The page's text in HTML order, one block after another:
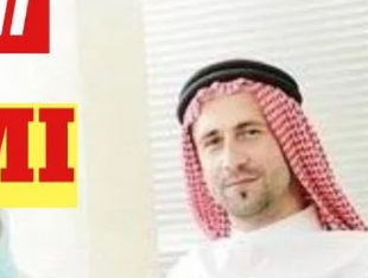
CINTA KARENA ALLAH HUKUM
SENDIRI